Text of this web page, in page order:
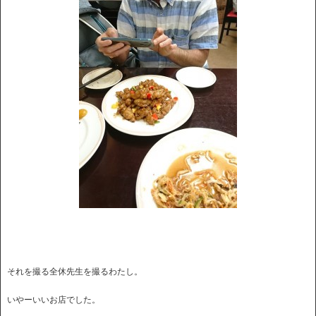
それを撮る全休先生を撮るわたし。
いやーいいお店でした。